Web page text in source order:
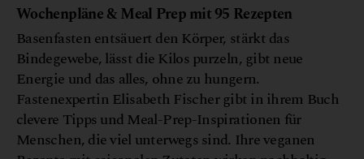
Wochenpläne & Meal Prep mit 95 Rezepten
Basenfasten entsäuert den Körper, stärkt das
Bindegewebe, lässt die Kilos purzeln, gibt neue
Energie und das alles, ohne zu hungern.
Fastenexpertin Elisabeth Fischer gibt in ihrem Buch
clevere Tipps und Meal-Prep-Inspirationen für
Menschen, die viel unterwegs sind. Ihre veganen